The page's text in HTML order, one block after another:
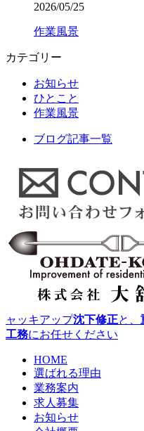
2026/05/25
作業風景
カテゴリー
お知らせ
ひとこと
作業風景
ブログ記事一覧
ャッキアップ沈下修正と、
工務にお任せください
HOME
選ばれる理由
業務案内
求人募集
お知らせ